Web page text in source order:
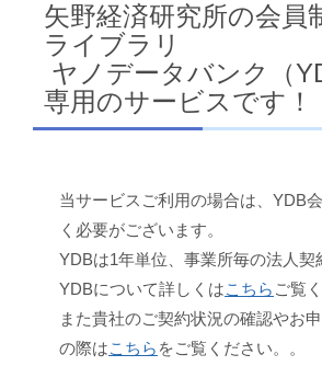
矢野経済研究所の会員
ライブラリ
ヤノデータバンク（
専用のサービスです！
当サービスご利用の場合は、YDB
く必要がございます。
YDBは1年単位、事業所毎の法人契
YDBについて詳しくはこちら ご覧
また貴社のご契約状況の確認やお
の際はこちら をご覧ください。。